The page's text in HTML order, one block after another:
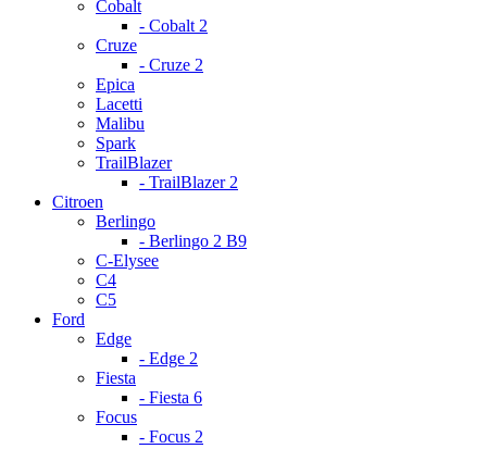
Cobalt
- Cobalt 2
Cruze
- Cruze 2
Epica
Lacetti
Malibu
Spark
TrailBlazer
- TrailBlazer 2
Citroen
Berlingo
- Berlingo 2 B9
C-Elysee
C4
C5
Ford
Edge
- Edge 2
Fiesta
- Fiesta 6
Focus
- Focus 2